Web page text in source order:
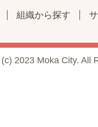
組織から探す
2023 Moka City. All